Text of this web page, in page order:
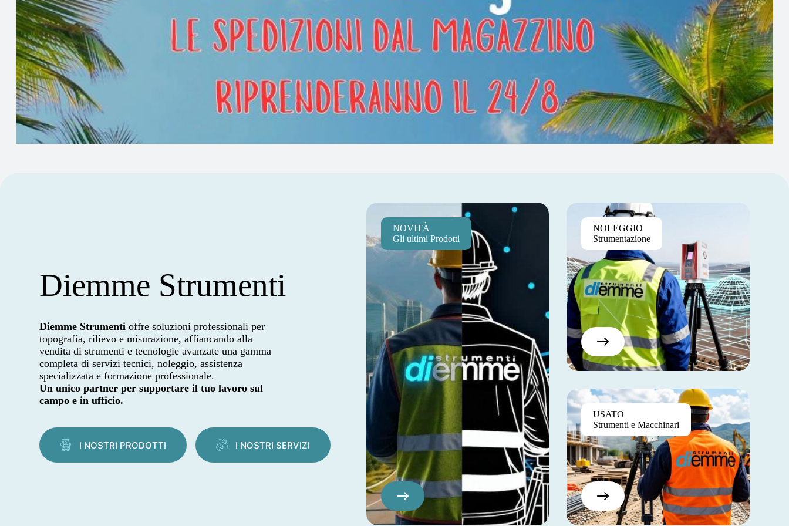
Diemme Strumenti
Diemme Strumenti offre soluzioni professionali per
topografia, rilievo e misurazione, affiancando alla
vendita di strumenti e tecnologie avanzate una gamma
completa di servizi tecnici, noleggio, assistenza
specializzata e formazione professionale.
Un unico partner per supportare il tuo lavoro sul
campo e in ufficio.
I NOSTRI PRODOTTI I NOSTRI SERVIZI
NOVITÀ
Gli ultimi Prodotti
Pretium Elite
$130
NOLEGGIO
Strumentazione
USATO
Strumenti e Macchinari